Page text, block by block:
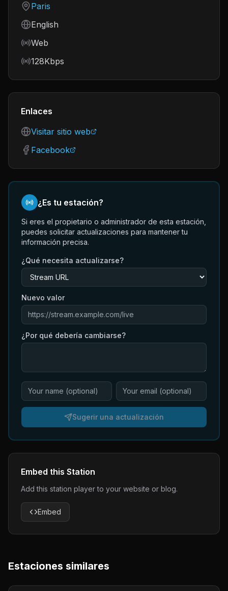
Country
Paris
Language
English
Frequency
Web
Bitrate
128Kbps
Enlaces
Visitar sitio web
Facebook
¿Es tu estación?
Si eres el propietario o administrador de esta estación,
puedes solicitar actualizaciones para mantener tu
información precisa.
¿Qué necesita actualizarse?
Nuevo valor
¿Por qué debería cambiarse?
Sugerir una actualización
Embed this Station
Add this station player to your website or blog.
Embed
Estaciones similares